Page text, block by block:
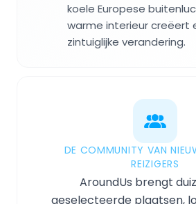
koele Europese
warme interieur creëert
zintuiglijke verandering.
DE COMMUNITY VAN
REIZIGERS
AroundUs brengt
geselecteerde plaatsen,